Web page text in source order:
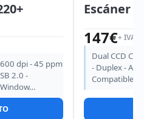
dpi - 45 ppm
2.0 -
Escáner
147€+ IVA
Dual CCD
- Duplex -
Compatible